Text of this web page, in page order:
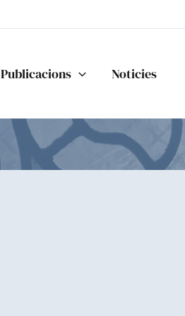
Publicacions Noticies